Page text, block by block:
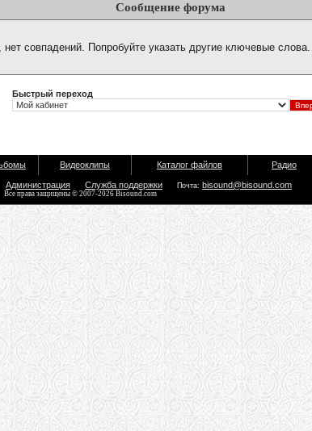
Сообщение форума
нет совпадений. Попробуйте указать другие ключевые слова.
Быстрый переход
Видеоклипы Каталог файлов Радио
Администрация Служба поддержки Почта: bisound@bisound.com
Все права защищены © 2007-2026 Bisound.com